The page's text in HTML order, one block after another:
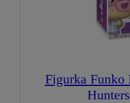
Figurka Funko